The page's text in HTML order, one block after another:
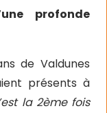
profonde
de Valdunes
présents à
la 2ème fois